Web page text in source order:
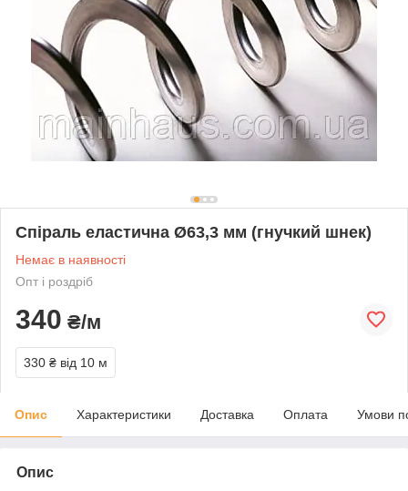
Спіраль еластична Ø63,3 мм (гнучкий шнек)
Немає в наявності
Опт і роздріб
340 ₴/м
330 ₴ від 10 м
Опис Характеристики Доставка Оплата Умови
Опис